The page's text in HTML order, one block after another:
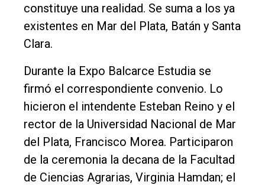
constituye una realidad. Se suma a los ya
existentes en Mar del Plata, Batán y Santa
Clara.
Durante la Expo Balcarce Estudia se
firmó el correspondiente convenio. Lo
hicieron el intendente Esteban Reino y el
rector de la Universidad Nacional de Mar
del Plata, Francisco Morea. Participaron
de la ceremonia la decana de la Facultad
de Ciencias Agrarias, Virginia Hamdan; el